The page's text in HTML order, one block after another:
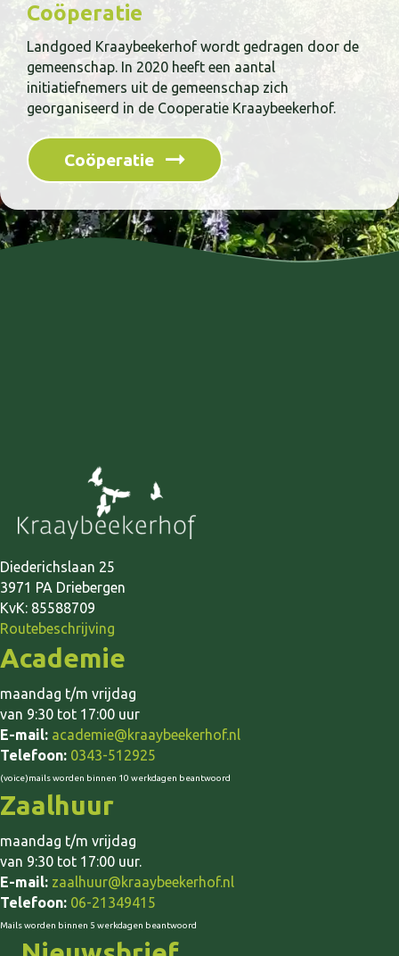
Coöperatie
Landgoed Kraaybeekerhof wordt gedragen door de
gemeenschap. In 2020 heeft een aantal
initiatiefnemers uit de gemeenschap zich
georganiseerd in de Cooperatie Kraaybeekerhof.
Coöperatie
Diederichslaan 25
3971 PA Driebergen
KvK: 85588709
Routebeschrijving
Academie
maandag t/m vrijdag
van 9:30 tot 17:00 uur
E-mail: academie@kraaybeekerhof.nl
Telefoon: 0343-512925
(voice)mails worden binnen 10 werkdagen beantwoord
Zaalhuur
maandag t/m vrijdag
van 9:30 tot 17:00 uur.
E-mail: zaalhuur@kraaybeekerhof.nl
Telefoon: 06-21349415
Mails worden binnen 5 werkdagen beantwoord